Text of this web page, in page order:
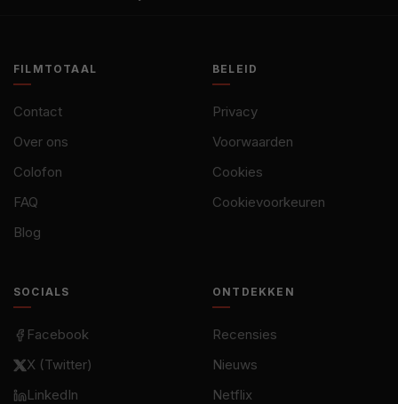
FILMTOTAAL
Contact
Over ons
Colofon
FAQ
Blog
BELEID
Privacy
Voorwaarden
Cookies
Cookievoorkeuren
SOCIALS
Facebook
X (Twitter)
LinkedIn
ONTDEKKEN
Recensies
Nieuws
Netflix